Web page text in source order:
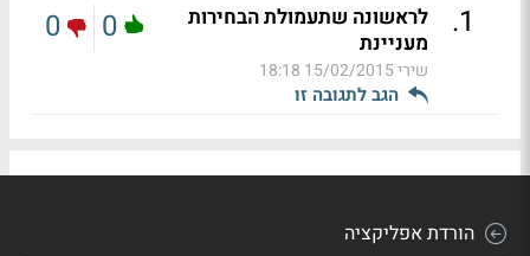
1
.
לראשונה שתעמולת הבחירות
מעניינת
שירי15/02/2015 18:18
הגב לתגובה זו
0
0
הורדת אפליקציה